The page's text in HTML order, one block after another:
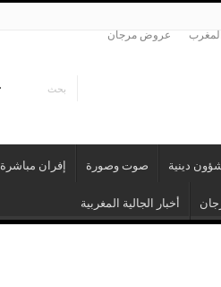
عروض مرجان
دينية صوت وصورة إفران مباشرة
أخبار الجالية المغربية